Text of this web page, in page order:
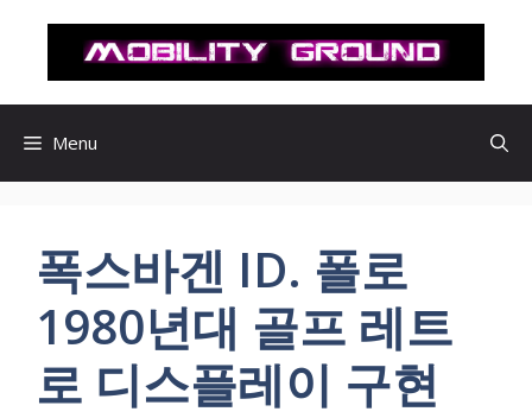
로
Menu
폭스바겐 ID. 폴로
1980년대 골프 레트
로 디스플레이 구현